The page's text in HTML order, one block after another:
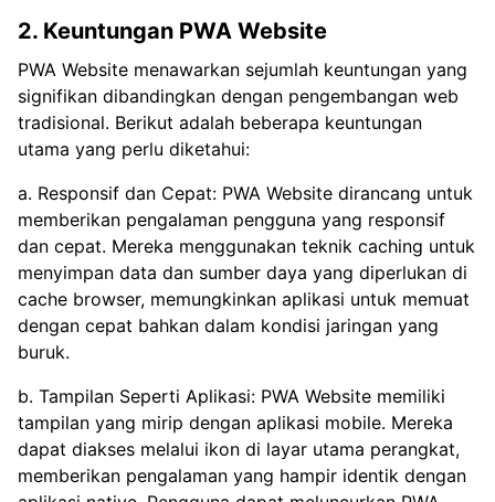
2. Keuntungan PWA Website
PWA Website menawarkan sejumlah keuntungan yang
signifikan dibandingkan dengan pengembangan web
tradisional. Berikut adalah beberapa keuntungan
utama yang perlu diketahui:
a. Responsif dan Cepat: PWA Website dirancang untuk
memberikan pengalaman pengguna yang responsif
dan cepat. Mereka menggunakan teknik caching untuk
menyimpan data dan sumber daya yang diperlukan di
cache browser, memungkinkan aplikasi untuk memuat
dengan cepat bahkan dalam kondisi jaringan yang
buruk.
b. Tampilan Seperti Aplikasi: PWA Website memiliki
tampilan yang mirip dengan aplikasi mobile. Mereka
dapat diakses melalui ikon di layar utama perangkat,
memberikan pengalaman yang hampir identik dengan